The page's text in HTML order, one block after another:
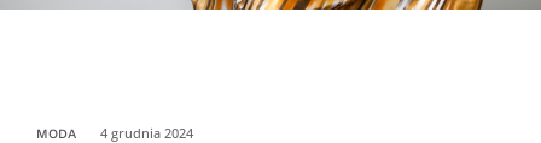
MODA 4 grudnia 2024